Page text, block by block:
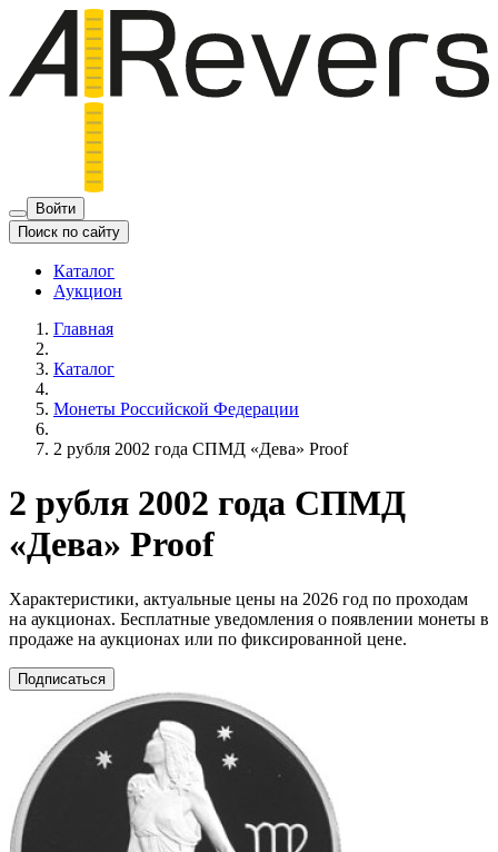
Войти
Поиск по сайту
Каталог
Аукцион
Главная
Каталог
Монеты Российской Федерации
2 рубля 2002 года СПМД «Дева» Proof
2 рубля 2002 года СПМД
«Дева» Proof
Характеристики, актуальные цены на 2026 год по проходам
на аукционах. Бесплатные уведомления о появлении монеты в
продаже на аукционах или по фиксированной цене.
Подписаться